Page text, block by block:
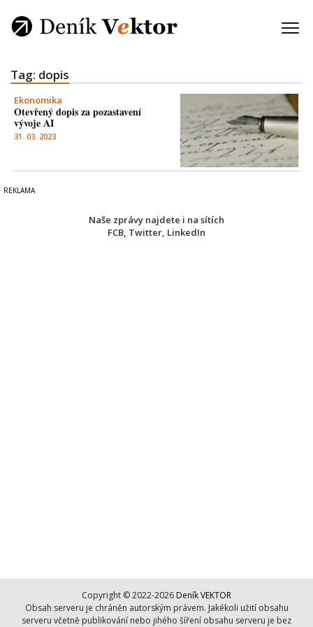
Tag: dopis
Ekonomika
Otevřený dopis za pozastavení
vývoje AI
31. 03. 2023
Naše zprávy najdete i na sítích
FCB, Twitter, LinkedIn
Copyright © 2022-2026 Deník VEKTOR
Obsah serveru je chráněn autorským právem. Jakékoli užití obsahu
serveru včetně publikování nebo jihého šíření obsahu serveru je bez